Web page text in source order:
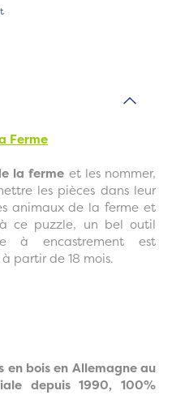
Ferme
la ferme et les nommer,
les pièces dans leur
animaux de la ferme et
ce puzzle, un bel outil
à encastrement est
partir de 18 mois.
bois en Allemagne au
depuis 1990, 100%